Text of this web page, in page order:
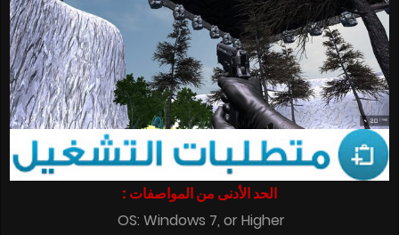
الحد الأدنى من المواصفات :
OS: Windows 7, or Higher